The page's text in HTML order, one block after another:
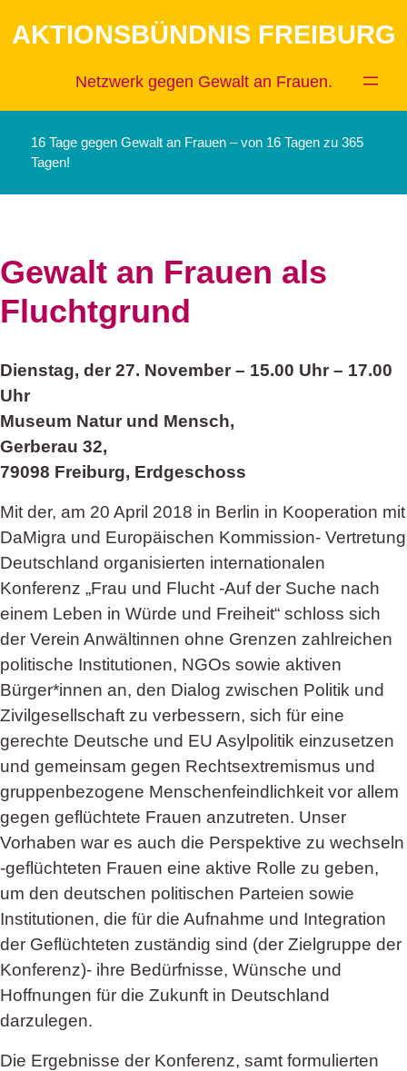
Inhalt
AKTIONSBÜNDNIS FREIBURG
Netzwerk gegen Gewalt an Frauen.
16 Tage gegen Gewalt an Frauen – von 16 Tagen zu 365
Tagen!
­­Gewalt an Frauen als
Fluchtgrund
Dienstag, der 27. November – 15.00 Uhr – 17.00
Uhr
Museum Natur und Mensch,
Gerberau 32,
79098 Freiburg, Erdgeschoss
Mit der, am 20 April 2018 in Berlin in Kooperation mit
DaMigra und Europäischen Kommission- Vertretung
Deutschland organisierten internationalen
Konferenz „Frau und Flucht -Auf der Suche nach
einem Leben in Würde und Freiheit“ schloss sich
der Verein Anwältinnen ohne Grenzen zahlreichen
politische Institutionen, NGOs sowie aktiven
Bürger*innen an, den Dialog zwischen Politik und
Zivilgesellschaft zu verbessern, sich für eine
gerechte Deutsche und EU Asylpolitik einzusetzen
und gemeinsam gegen Rechtsextremismus und
gruppenbezogene Menschenfeindlichkeit vor allem
gegen geflüchtete Frauen anzutreten. Unser
Vorhaben war es auch die Perspektive zu wechseln
-geflüchteten Frauen eine aktive Rolle zu geben,
um den deutschen politischen Parteien sowie
Institutionen, die für die Aufnahme und Integration
der Geflüchteten zuständig sind (der Zielgruppe der
Konferenz)- ihre Bedürfnisse, Wünsche und
Hoffnungen für die Zukunft in Deutschland
darzulegen.
Die Ergebnisse der Konferenz, samt formulierten